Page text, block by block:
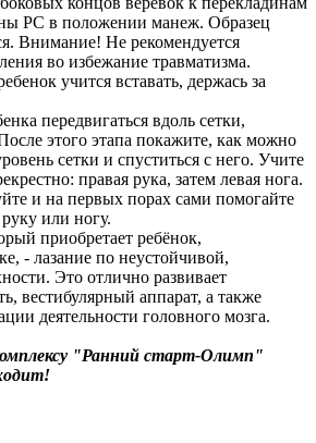
РС в положении манеж. Образец
Внимание! Не рекомендуется
во избежание травматизма.
учится вставать, держась за
передвигаться вдоль сетки,
этого этапа покажите, как можно
сетки и спуститься с него. Учите
правая рука, затем левая нога.
и на первых порах сами помогайте
или ногу.
приобретает ребёнок,
- лазание по неустойчивой,
Это отлично развивает
вестибулярный аппарат, а также
деятельности головного мозга.
"Ранний старт-Олимп"